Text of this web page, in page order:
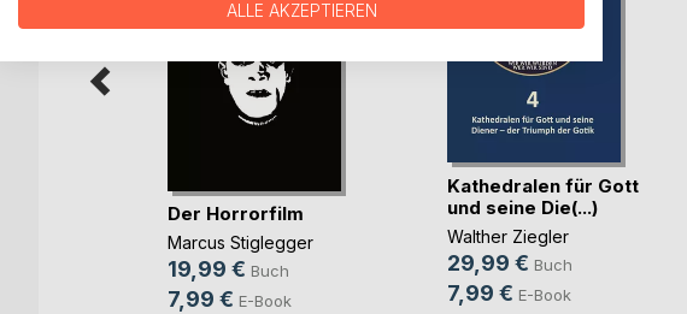
Der Horrorfilm
Marcus Stiglegger
19,99 € Buch
7,99 € E-Book
Kathedralen für Gott
und seine Die(...)
Walther Ziegler
29,99 € Buch
7,99 € E-Book
ALLE AKZEPTIEREN